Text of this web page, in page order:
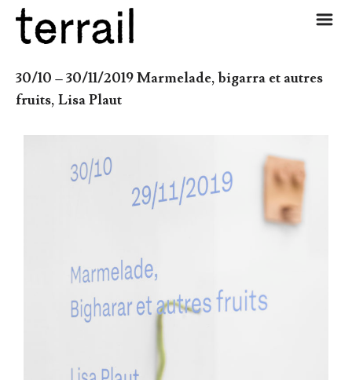
m
30/10 – 30/11/2019 Marmelade, bigarra et autres
fruits, Lisa Plaut